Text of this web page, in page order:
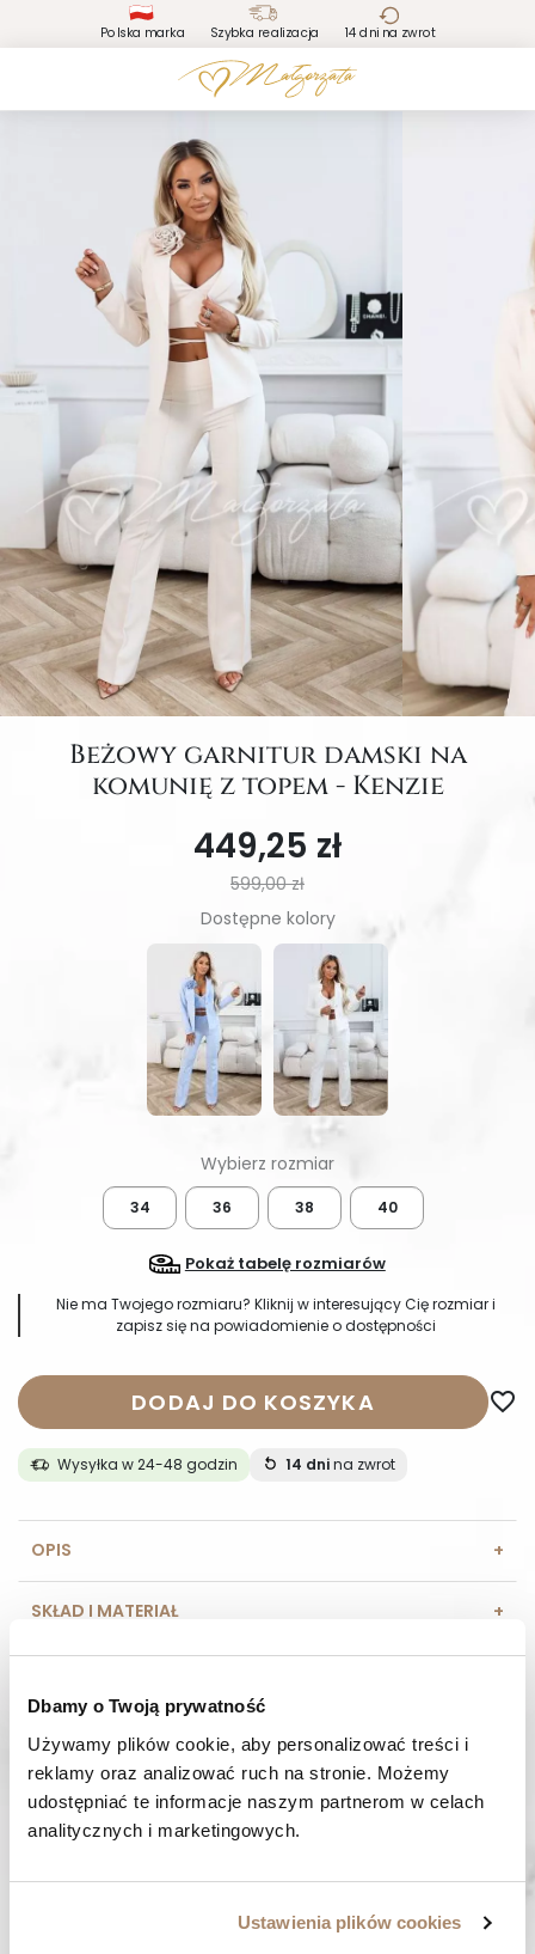
Dbamy o Twoją prywatność
Używamy plików cookie, aby personalizować treści i
reklamy oraz analizować ruch na stronie. Możemy
udostępniać te informacje naszym partnerom w celach
analitycznych i marketingowych.
Ustawienia plików cookies
Polska marka Szybka realizacja 14 dni na zwrot
Beżowy garnitur damski na
komunię z topem - Kenzie
449,25 zł
599,00 zł
Dostępne kolory
34 36 38 40
Pokaż tabelę rozmiarów
Nie ma Twojego rozmiaru? Kliknij w interesujący Cię rozmiar i
zapisz się na powiadomienie o dostępności
DODAJ DO KOSZYKA favorite_border
Wysyłka w 24-48 godzin 14 dnina zwrot
OPIS
SKŁAD I MATERIAŁ
OPINIE (0)
MASZ PYTANIE? Zadzwoń do nas :
Pracujemy od poniedziałku do piątku. Od godziny 9:00 do
Zamówienia wysyłamy w ciągu 1-2 dni